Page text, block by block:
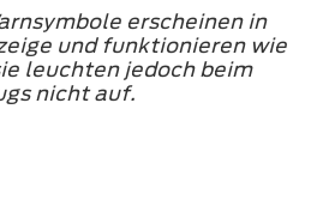
erscheinen in
und funktionieren wie
leuchten jedoch beim
nicht auf.